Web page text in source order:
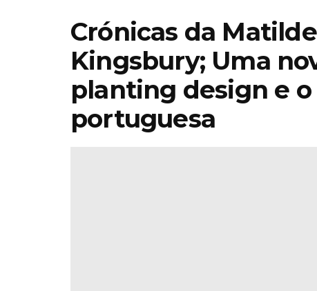
Crónicas da
Kingsbury; Uma
planting design e
portuguesa